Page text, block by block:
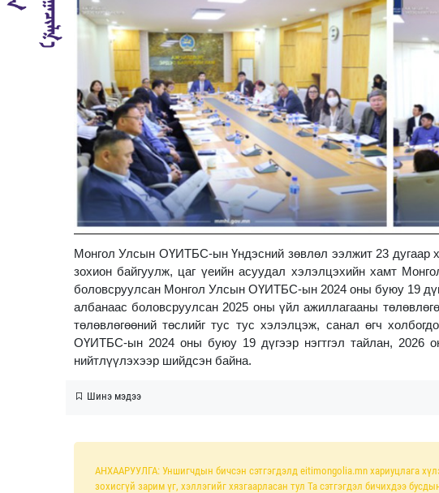
Монгол Улсын ОҮИТБС-ын Үндэсний зөвлөл ээлжит 23 дугаар
зохион байгуулж, цаг үеийн асуудал хэлэлцэхийн хамт
боловсруулсан Монгол Улсын ОҮИТБС-ын 2024 оны буюу 19
албанаас боловсруулсан 2025 оны үйл ажиллагааны
төлөвлөгөөний төслийг тус тус хэлэлцэж, санал өгч
ОҮИТБС-ын 2024 оны буюу 19 дүгээр нэгтгэл тайлан, 2026
нийтлүүлэхээр шийдсэн байна.
Шинэ мэдээ
АНХААРУУЛГА: Уншигчдын бичсэн сэтгэгдэлд eitimongolia.mn хариуцлага
зохисгүй зарим үг, хэллэгийг хязгаарласан тул Та сэтгэгдэл бичихдээ